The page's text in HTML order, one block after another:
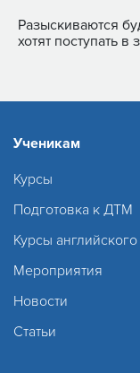
Разыскиваются
хотят поступать
Ученикам
Курсы
Подготовка к ДТМ
Курсы английского
Мероприятия
Новости
Статьи